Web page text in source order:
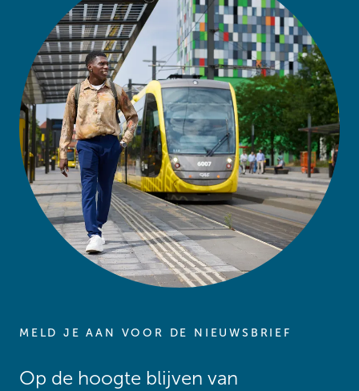
MELD JE AAN VOOR DE NIEUWSBRIEF
Op de hoogte blijven van